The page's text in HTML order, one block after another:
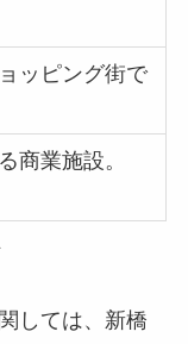
ッピング街で
商業施設。
しては、新橋